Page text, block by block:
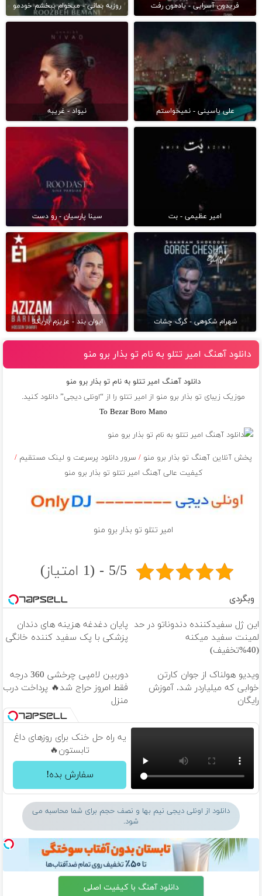
فریدون آسرایی - یادمون رفت روزبه بمانی - میخوام ببخشم خودمو
علی یاسینی - نمیخواستم نیواد - غریبه
امیر عظیمی - بت سینا پارسیان - رو دست
شهرام شکوهی - گرگ چشات ایوان بند - عزیزم باریکلا
دانلود آهنگ امیر تتلو به نام تو بذار برو منو
دانلود آهنگ امیر تتلو به نام تو بذار برو منو
موزیک زیبای تو بذار برو منو از امیر تتلو را از “اونلی دیجی” دانلود کنید.
To Bezar Boro Mano
پخش آنلاین آهنگ تو بذار برو منو /سرور دانلود پرسرعت و لینک مستقیم /
کیفیت عالی آهنگ امیر تتلو تو بذار برو منو
امیر تتلو تو بذار برو منو
5/5 - (1 امتیاز)
وبگردی
این ژل سفیدکننده دندوناتو در حد
لمینت سفید میکنه
(40%تخفیف)
پایان دغدغه هزینه های دندان
پزشکی با پک سفید کننده خانگی
ویدیو هولناک از جوان کارتن
خوابی که میلیاردر شد. آموزش
رایگان
دوربین لامپی چرخشی 360 درجه
فقط امروز حراج شد🔥 پرداخت درب
منزل
یه راه حل خنک برای روزهای داغ
تابستون🔥
سفارش بده!
دانلود از اونلی دیجی نیم بها و نصف حجم برای شما محاسبه می
شود.
دانلود آهنگ با کیفیت اصلی